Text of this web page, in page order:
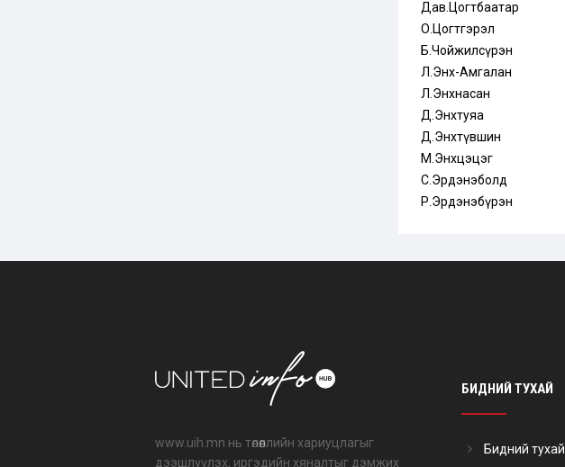
Дав.Цогтбаатар
О.Цогтгэрэл
Б.Чойжилсүрэн
Л.Энх-Амгалан
Л.Энхнасан
Д.Энхтуяа
Д.Энхтүвшин
М.Энхцэцэг
С.Эрдэнэболд
Р.Эрдэнэбүрэн
www.uih.mn нь төлөөллийн хариуцлагыг
дээшлүүлэх, иргэдийн хяналтыг дэмжих
БИДНИЙ ТУХАЙ
Бидний тухай